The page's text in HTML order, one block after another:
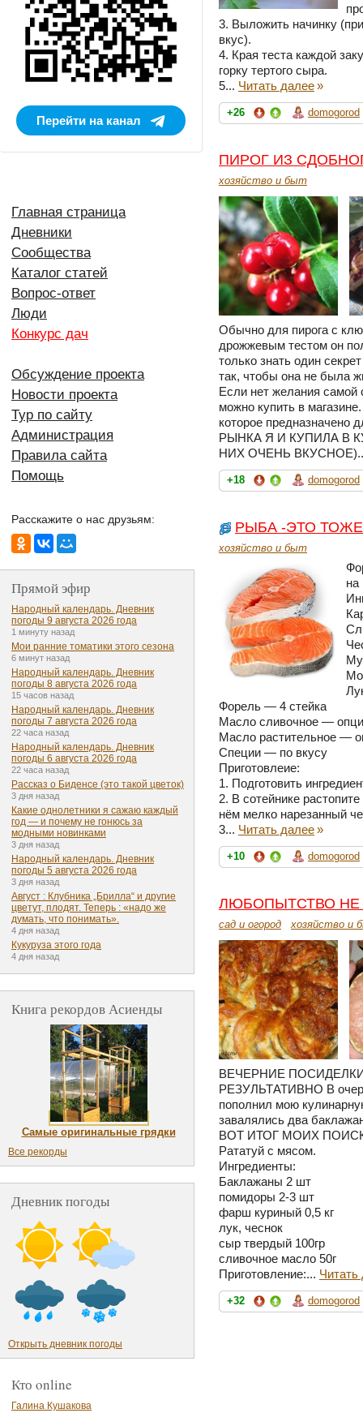
3. Выложить начинку
вкус).
4. Края теста каждой
горку тертого сыра.
5... Читать далее»
+26 domogorod
ПИРОГ ИЗ
хозяйство и быт
Обычно для пирога с
дрожжевым тестом он
только знать один
так, чтобы она не была
Если нет желания самой
можно купить в
которое
РЫНКА Я И КУПИЛА В
НИХ ОЧЕНЬ
+18 domogorod
РЫБА -ЭТО
хозяйство и быт
на
Форель — 4 стейка
Масло сливочное —
Масло растительное —
Специи — по вкусу
Приготовлеие:
1. Подготовить
2. В сотейнике
нём мелко нарезанный
3... Читать далее»
+10 domogorod
ЛЮБОПЫТСТВО НЕ
сад и огород хозяйство и
ВЕЧЕРНИЕ
РЕЗУЛЬТАТИВНО В
пополнил мою
завалялись два
ВОТ ИТОГ МОИХ
Рататуй с мясом.
Ингредиенты:
Баклажаны 2 шт
помидоры 2-3 шт
фарш куриный 0,5 кг
лук, чеснок
сыр твердый 100гр
сливочное масло 50г
Приготовление:... Читать
+32 domogorod
Перейти на канал
Главная страница
Дневники
Сообщества
Каталог статей
Вопрос-ответ
Люди
Конкурс дач
Обсуждение проекта
Новости проекта
Тур по сайту
Администрация
Правила сайта
Помощь
Расскажите о нас друзьям:
Прямой эфир
Народный календарь. Дневник
погоды 9 августа 2026 года
1 минуту назад
Мои ранние томатики этого сезона
6 минут назад
Народный календарь. Дневник
погоды 8 августа 2026 года
15 часов назад
Народный календарь. Дневник
погоды 7 августа 2026 года
22 часа назад
Народный календарь. Дневник
погоды 6 августа 2026 года
22 часа назад
Рассказ о Биденсе (это такой цветок)
3 дня назад
Какие однолетники я сажаю каждый
год — и почему не гонюсь за
модными новинками
3 дня назад
Народный календарь. Дневник
погоды 5 августа 2026 года
3 дня назад
Август : Клубника „Брилла“ и другие
цветут, плодят. Теперь : «надо же
думать, что понимать».
4 дня назад
Кукуруза этого года
4 дня назад
Книга рекордов Асиенды
Самые оригинальные грядки
Все рекорды
Дневник погоды
Открыть дневник погоды
Кто online
Галина Кушакова